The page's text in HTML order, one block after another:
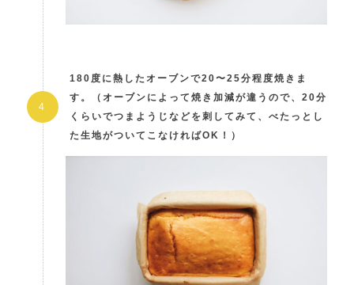
180度に熱したオーブンで20〜25分程度焼きま
す。（オーブンによって焼き加減が違うので、20分
くらいでつまようじなどを刺してみて、べたっとし
た生地がついてこなければOK！）